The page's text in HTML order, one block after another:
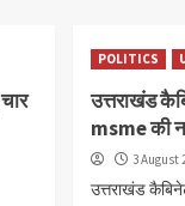
POLITICS
उत्तराखंड
msme की
3 August
उत्तराखंड